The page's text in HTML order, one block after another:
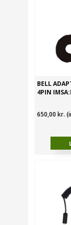
BELL
4PIN
650,00 kr.